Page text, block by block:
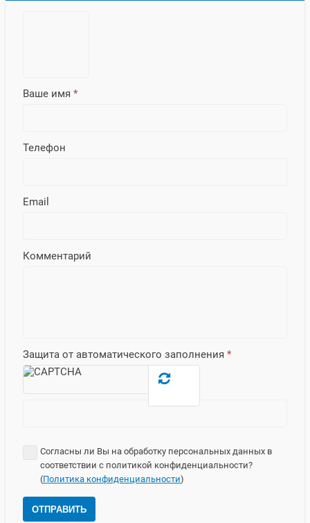
Ваше имя *
Телефон
Email
Комментарий
Защита от автоматического заполнения *
Согласны ли Вы на обработку персональных данных в
соответствии с политикой конфиденциальности?
(Политика конфиденциальности)
ОТПРАВИТЬ